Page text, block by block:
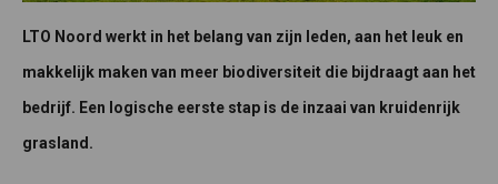
LTO Noord werkt in het belang van zijn leden, aan het leuk en
makkelijk maken van meer biodiversiteit die bijdraagt aan het
bedrijf. Een logische eerste stap is de inzaai van kruidenrijk
grasland.